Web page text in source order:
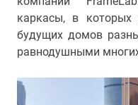
каркасы, в которых
будущих домов
равнодушными